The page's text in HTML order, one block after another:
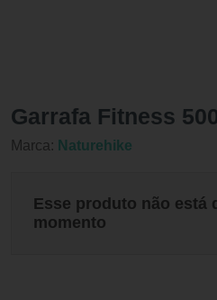
Garrafa Fitness
Marca: Naturehike
Esse produto não está
momento